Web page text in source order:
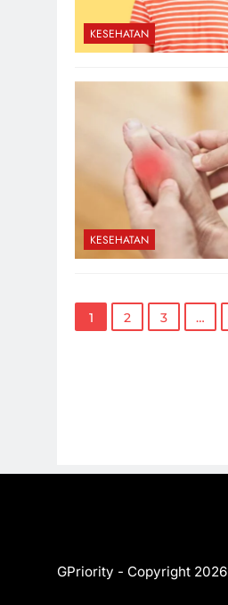
KESEHATAN
KESEHATAN
1 2 3 …
GPriority - Copyright 2026